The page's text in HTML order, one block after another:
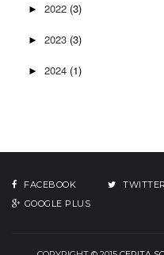
► 2022 (3)
► 2023 (3)
► 2024 (1)
FACEBOOK TWITTER
GOOGLE PLUS